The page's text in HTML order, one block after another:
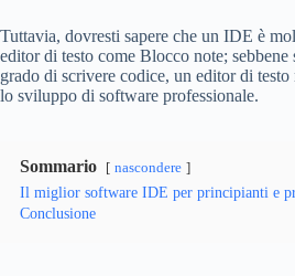
Tuttavia, dovresti sapere che un IDE è
editor di testo come Blocco note; sebbene
grado di scrivere codice, un editor di testo
lo sviluppo di software professionale.
Sommario nascondere
Il miglior software IDE per principianti e
Conclusione